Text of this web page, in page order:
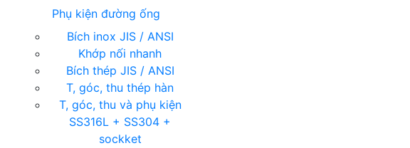
Phụ kiện đường ống
Bích inox JIS / ANSI
Khớp nối nhanh
Bích thép JIS / ANSI
T, góc, thu thép hàn
T, góc, thu và phụ kiện
SS316L + SS304 +
sockket